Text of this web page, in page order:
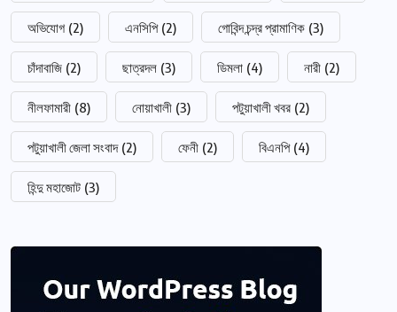
অভিযোগ (2) এনসিপি (2) গোবিন্দ চন্দ্র প্রামাণিক (3)
চাঁদাবাজি (2) ছাত্রদল (3) ডিমলা (4) নারী (2)
নীলফামারী (8) নোয়াখালী (3) পটুয়াখালী খবর (2)
পটুয়াখালী জেলা সংবাদ (2) ফেনী (2) বিএনপি (4)
হিন্দু মহাজোট (3)